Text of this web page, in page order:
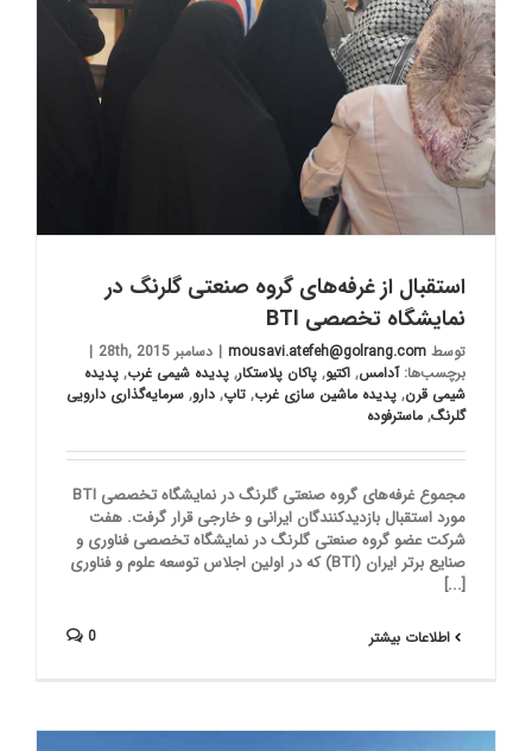
استقبال از غرفه‌های گروه صنعتی گلرنگ در
نمایشگاه تخصصی BTI
توسط mousavi.atefeh@golrang.com
| دسامبر 28th, 2015
|
برچسب‌ها:آدامس, اکتیو, پاکان پلاستکار, پدیده شیمی غرب, پدیده
شیمی قرن, پدیده ماشین سازی غرب, تاپ, دارو, سرمایه‌گذاری دارویی
گلرنگ, ماسترفوده
مجموع غرفه‌های گروه صنعتی گلرنگ در نمایشگاه تخصصی BTI
مورد استقبال بازدیدکنندگان ایرانی و خارجی قرار گرفت. هفت
شرکت عضو گروه صنعتی گلرنگ در نمایشگاه تخصصی فناوری و
صنایع برتر ایران (BTI) که در اولین اجلاس توسعه علوم و فناوری
[...]
اطلاعات بیشتر 0